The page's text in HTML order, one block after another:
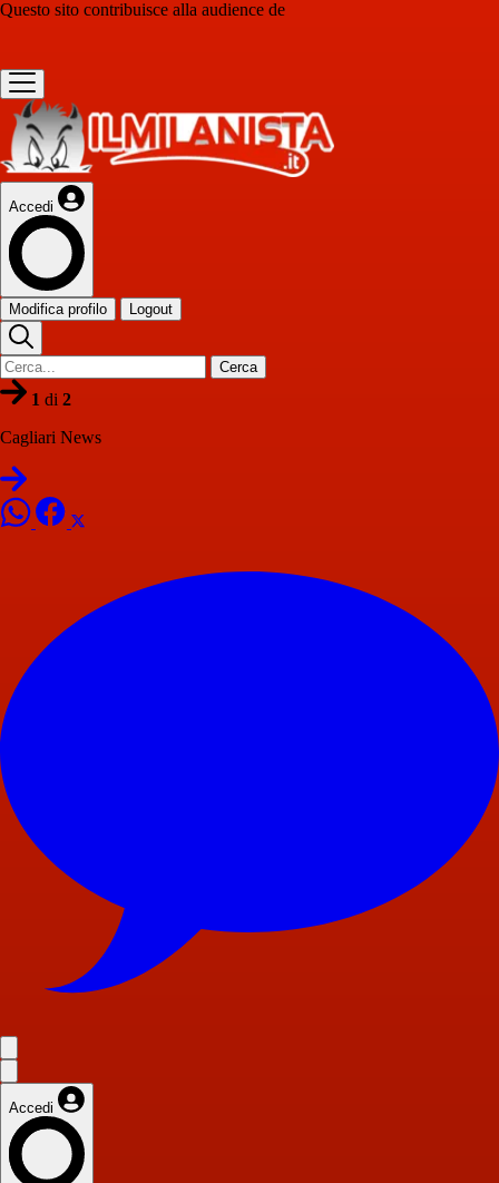
Questo sito contribuisce alla audience de
Accedi
Modifica profilo Logout
Cerca
1 di 2
Cagliari News
Accedi